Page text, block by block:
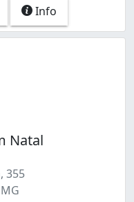
Info
Natal
355